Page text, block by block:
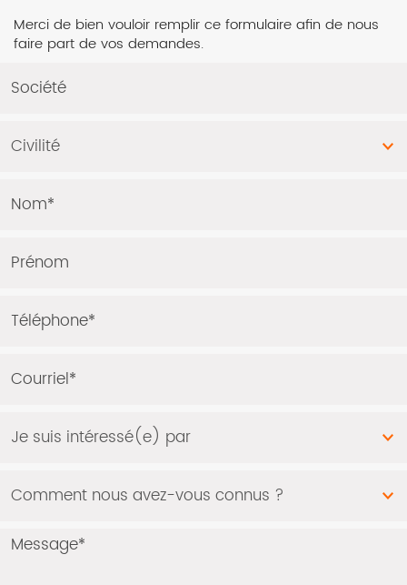
Merci de bien vouloir remplir ce formulaire afin de nous
faire part de vos demandes.